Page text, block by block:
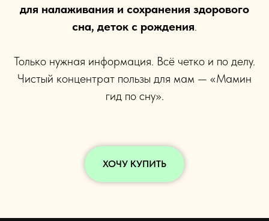
для налаживания и сохранения здорового
сна, деток с рождения.
Только нужная информация. Всё четко и по делу.
Чистый концентрат пользы для мам — «Мамин
гид по сну».
ХОЧУ КУПИТЬ